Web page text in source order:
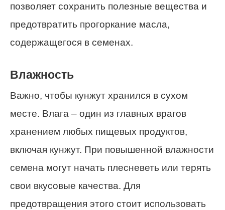
позволяет сохранить полезные вещества и
предотвратить прогоркание масла,
содержащегося в семенах.
Влажность
Важно, чтобы кунжут хранился в сухом
месте. Влага – один из главных врагов
хранением любых пищевых продуктов,
включая кунжут. При повышенной влажности
семена могут начать плесневеть или терять
свои вкусовые качества. Для
предотвращения этого стоит использовать